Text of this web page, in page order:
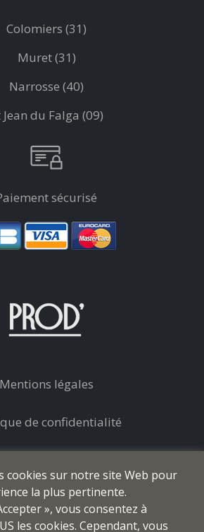
Colomiers (31)
Muret (31)
Narrosse (40)
Jean du Falga (09)
sécurisé
Mentions légales
de confidentialité
cookies sur notre site Web pour
la plus pertinente.
», vous consentez à
les cookies. Cependant, vous